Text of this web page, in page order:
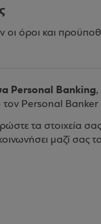
οι όροι και
Personal Banking,
Personal Banker
τα στοιχεία
μαζί σας